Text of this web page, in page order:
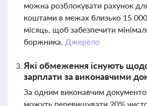
можна розблокувати рахунок
коштами в межах близько 15
місяць, щоб забезпечити
боржника. Джерело
Які обмеження існують
зарплати за виконавчими
За одним виконавчим
можуть перевищувати 20%